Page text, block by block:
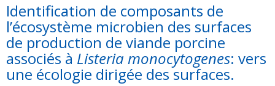
Identification de composants de
l’écosystème microbien des surfaces
de production de viande porcine
associés à Listeria monocytogenes: vers
une écologie dirigée des surfaces.